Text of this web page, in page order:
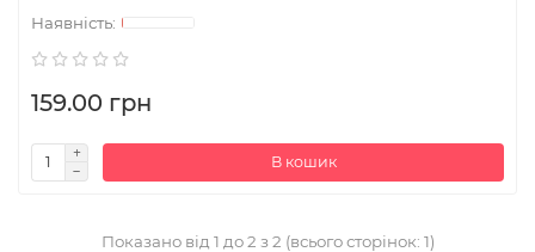
159.00 грн
В кошик
Показано від 1 до 2 з 2 (всього сторінок: 1)